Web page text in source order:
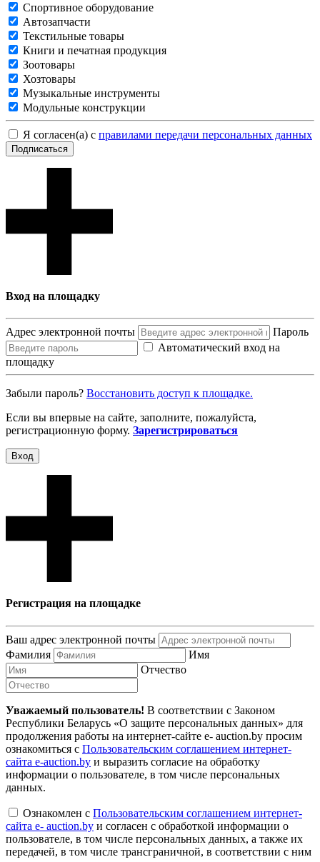
Спортивное оборудование
Автозапчасти
Текстильные товары
Книги и печатная продукция
Зоотовары
Хозтовары
Музыкальные инструменты
Модульные конструкции
Я согласен(а) с правилами передачи персональных данных
Подписаться
Вход на площадку
Адрес электронной почты
Пароль
Автоматический вход на
площадку
Забыли пароль? Восcтановить доступ к площадке.
Если вы впервые на сайте, заполните, пожалуйста,
регистрационную форму. Зарегистрироваться
Вход
Регистрация на площадке
Ваш адрес электронной почты
Фамилия
Имя
Отчество
Уважаемый пользователь! В соответствии с Законом
Республики Беларусь «О защите персональных данных» для
продолжения работы на интернет-сайте e- auction.by просим
ознакомиться с Пользовательским соглашением интернет-
сайта e-auction.by и выразить согласие на обработку
информации о пользователе, в том числе персональных
данных.
Ознакомлен с Пользовательским соглашением интернет-
сайта e- auction.by и согласен с обработкой информации о
пользователе, в том числе персональных данных, а также их
передачей, в том числе трансграничной, в соответствии с ним